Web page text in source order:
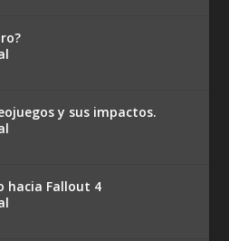
y sus impactos.
hacia Fallout 4